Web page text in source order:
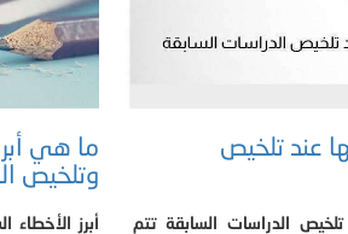
عند تلخيص
الدراسات السابقة تتم
ما هي
وتلخيص
أبرز